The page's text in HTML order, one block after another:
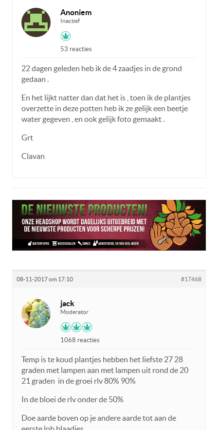
Anoniem
Inactief
53 reacties
22 dagen geleden heb ik de 4 zaadjes in de grond
gedaan .
En het lijkt natter dan dat het is , toen ik de plantjes
overzette in deze potten heb ik ze gelijk een beetje
water gegeven , en ook gelijk foto gemaakt .
Grt
Clavan
08-11-2017 om 17:10 #17468
jack
Moderator
1068 reacties
Temp is te koud plantjes hebben het liefste 27 28
graden met lampen aan met lampen uit rond de 20
21 graden in de groei rlv 80% 90%
In de bloei de rlv onder de 50%
Doe aarde boven op je andere aarde tot aan de